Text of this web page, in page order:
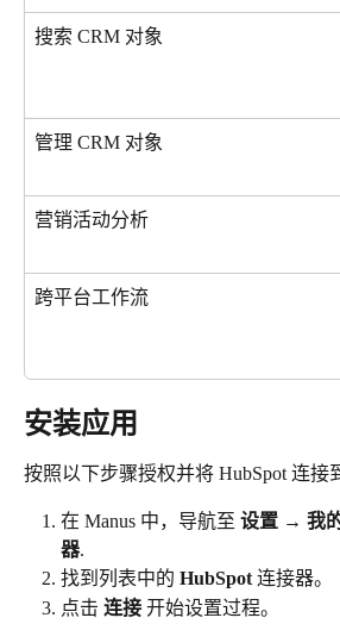
搜索 CRM 对象
管理 CRM 对象
营销活动分析
跨平台工作流
安装应用
按照以下步骤授权并将 HubSpot 连接
在 Manus 中，导航至 设置 → 我
器.
找到列表中的 HubSpot 连接器。
点击 连接 开始设置过程。